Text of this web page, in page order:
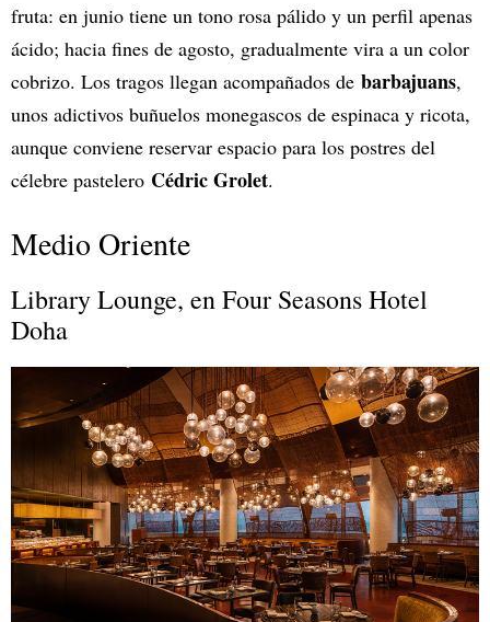
fruta: en junio tiene un tono rosa pálido y un perfil apenas
ácido; hacia fines de agosto, gradualmente vira a un color
cobrizo. Los tragos llegan acompañados de barbajuans,
unos adictivos buñuelos monegascos de espinaca y ricota,
aunque conviene reservar espacio para los postres del
célebre pastelero Cédric Grolet.
Medio Oriente
Library Lounge, en Four Seasons Hotel
Doha